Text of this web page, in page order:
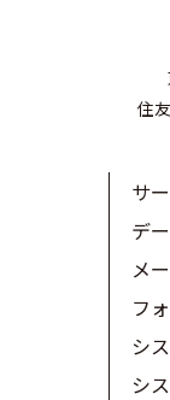
住
サ
デ
メ
フ
シ
シ